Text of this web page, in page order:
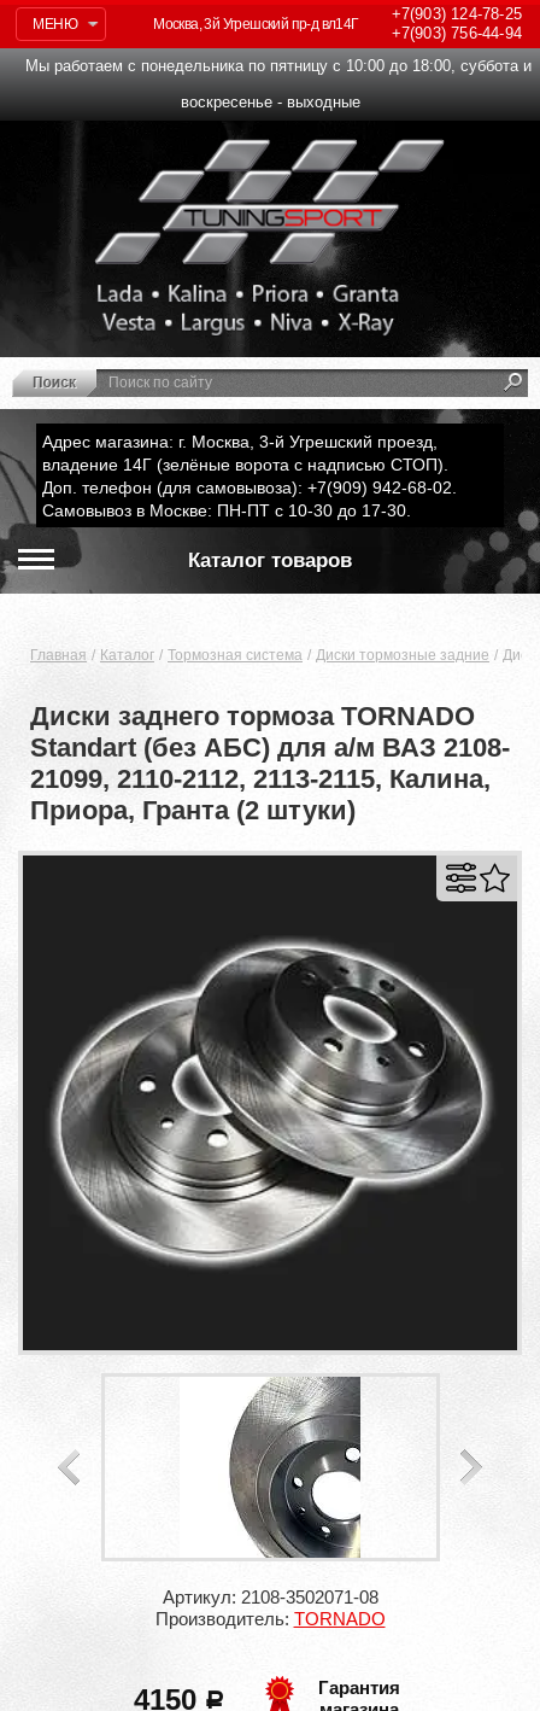
МЕНЮ
+7(903)124-78-25
+7(903)756-44-94
Москва, 3й Угрешский пр-д вл14Г
Мы работаем с понедельника по пятницу с 10:00 до 18:00, суббота и
воскресенье - выходные
Адрес магазина: г. Москва, 3-й Угрешский проезд,
владение 14Г (зелёные ворота с надписью СТОП).
Доп. телефон (для самовывоза): +7(909) 942-68-02.
Самовывоз в Москве: ПН-ПТ с 10-30 до 17-30.
Каталог товаров
Главная Каталог Тормозная система Диски тормозные задние
Диски заднего тормоза TORNADO
Standart (без АБС) для а/м ВАЗ 2108-
21099, 2110-2112, 2113-2115, Калина,
Приора, Гранта (2 штуки)
Артикул: 2108-3502071-08
Производитель: TORNADO
4150 a
Гарантия